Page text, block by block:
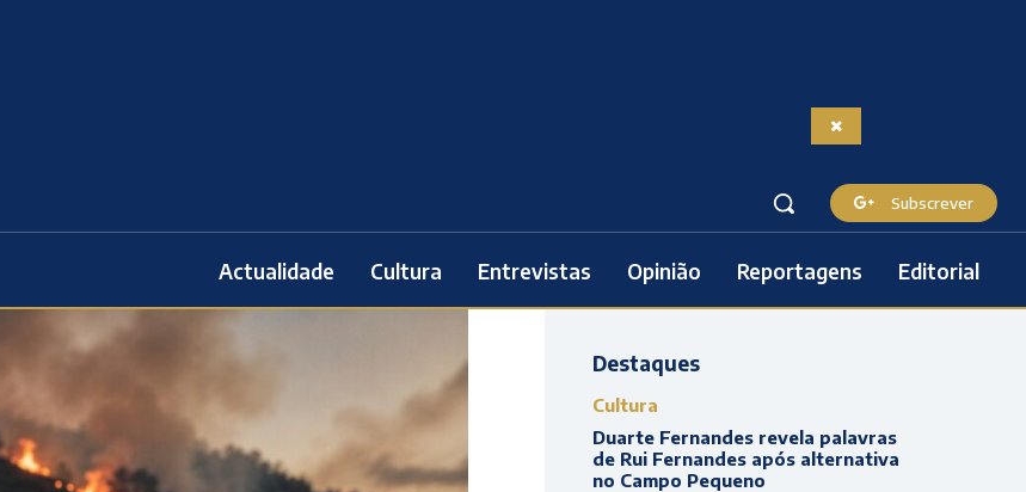
Subscrever
Actualidade Cultura Entrevistas Opinião Reportagens Editorial
Destaques
Cultura
Duarte Fernandes revela palavras
de Rui Fernandes após alternativa
no Campo Pequeno